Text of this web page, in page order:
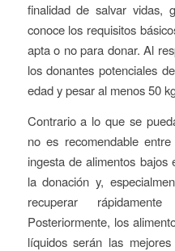
finalidad de salvar vidas,
conoce los requisitos
apta o no para donar. Al
los donantes potenciales
edad y pesar al menos 50
Contrario a lo que se
no es recomendable
ingesta de alimentos
la donación y,
recuperar
Posteriormente, los
líquidos serán las